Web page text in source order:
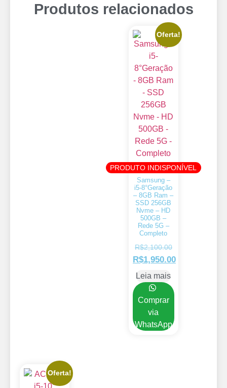
Produtos relacionados
Oferta!
PRODUTO INDISPONÍVEL
Samsung –
i5-8°Geração
– 8GB Ram –
SSD 256GB
Nvme – HD
500GB –
Rede 5G –
Completo
R$2,100.00
R$1,950.00
Leia mais
Comprar
via
WhatsApp
Oferta!